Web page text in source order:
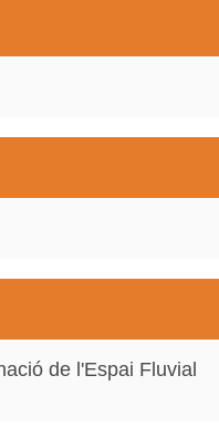
de l'Espai Fluvial